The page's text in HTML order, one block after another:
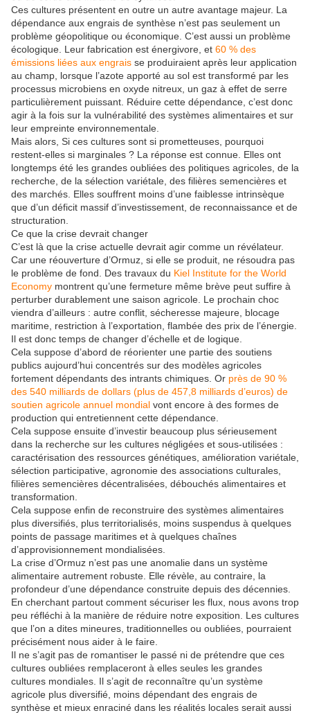
Ces cultures présentent en outre un autre avantage majeur. La
dépendance aux engrais de synthèse n’est pas seulement un
problème géopolitique ou économique. C’est aussi un problème
écologique. Leur fabrication est énergivore, et 60 % des
émissions liées aux engrais se produiraient après leur application
au champ, lorsque l’azote apporté au sol est transformé par les
processus microbiens en oxyde nitreux, un gaz à effet de serre
particulièrement puissant. Réduire cette dépendance, c’est donc
agir à la fois sur la vulnérabilité des systèmes alimentaires et sur
leur empreinte environnementale.
Mais alors, Si ces cultures sont si prometteuses, pourquoi
restent-elles si marginales ? La réponse est connue. Elles ont
longtemps été les grandes oubliées des politiques agricoles, de la
recherche, de la sélection variétale, des filières semencières et
des marchés. Elles souffrent moins d’une faiblesse intrinsèque
que d’un déficit massif d’investissement, de reconnaissance et de
structuration.
Ce que la crise devrait changer
C’est là que la crise actuelle devrait agir comme un révélateur.
Car une réouverture d’Ormuz, si elle se produit, ne résoudra pas
le problème de fond. Des travaux du Kiel Institute for the World
Economy montrent qu’une fermeture même brève peut suffire à
perturber durablement une saison agricole. Le prochain choc
viendra d’ailleurs : autre conflit, sécheresse majeure, blocage
maritime, restriction à l’exportation, flambée des prix de l’énergie.
Il est donc temps de changer d’échelle et de logique.
Cela suppose d’abord de réorienter une partie des soutiens
publics aujourd’hui concentrés sur des modèles agricoles
fortement dépendants des intrants chimiques. Or près de 90 %
des 540 milliards de dollars (plus de 457,8 milliards d’euros) de
soutien agricole annuel mondial vont encore à des formes de
production qui entretiennent cette dépendance.
Cela suppose ensuite d’investir beaucoup plus sérieusement
dans la recherche sur les cultures négligées et sous-utilisées :
caractérisation des ressources génétiques, amélioration variétale,
sélection participative, agronomie des associations culturales,
filières semencières décentralisées, débouchés alimentaires et
transformation.
Cela suppose enfin de reconstruire des systèmes alimentaires
plus diversifiés, plus territorialisés, moins suspendus à quelques
points de passage maritimes et à quelques chaînes
d’approvisionnement mondialisées.
La crise d’Ormuz n’est pas une anomalie dans un système
alimentaire autrement robuste. Elle révèle, au contraire, la
profondeur d’une dépendance construite depuis des décennies.
En cherchant partout comment sécuriser les flux, nous avons trop
peu réfléchi à la manière de réduire notre exposition. Les cultures
que l’on a dites mineures, traditionnelles ou oubliées, pourraient
précisément nous aider à le faire.
Il ne s’agit pas de romantiser le passé ni de prétendre que ces
cultures oubliées remplaceront à elles seules les grandes
cultures mondiales. Il s’agit de reconnaître qu’un système
agricole plus diversifié, moins dépendant des engrais de
synthèse et mieux enraciné dans les réalités locales serait aussi